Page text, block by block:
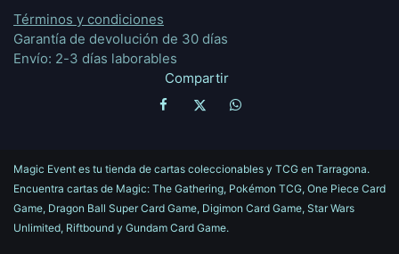
Términos y condiciones
Garantía de devolución de 30 días
Envío: 2-3 días laborables
Compartir
Magic Event es tu tienda de cartas coleccionables y TCG en Tarragona.
Encuentra cartas de Magic: The Gathering, Pokémon TCG, One Piece Card
Game, Dragon Ball Super Card Game, Digimon Card Game, Star Wars
Unlimited, Riftbound y Gundam Card Game.